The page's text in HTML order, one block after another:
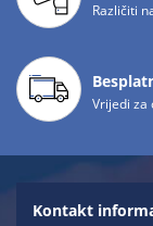
Različiti
Vrijedi za
Kontakt